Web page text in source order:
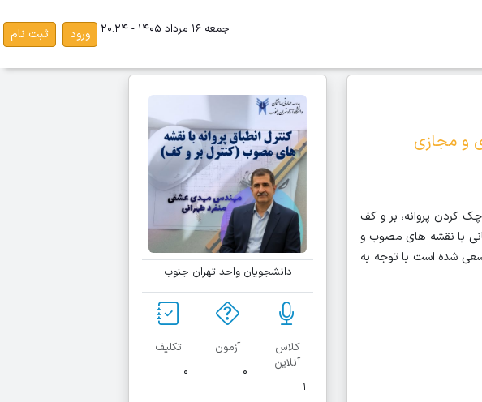
جمعه ۱۶ مرداد ۱۴۰۵ - ۲۰:۲۴ ورود ثبت نام
و مجازی
کردن پروانه، بر و کف
با نقشه های مصوب و
شده است با توجه به
دانشجویان واحد تهران جنوب
کلاس
آنلاین
۱
آزمون
۰
تکلیف
۰